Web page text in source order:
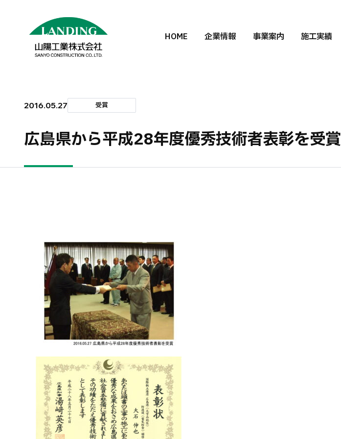
HOME 企業情報 事業案内 施工実績
2016.05.27 受賞
広島県から平成28年度優秀技術者表彰を受賞